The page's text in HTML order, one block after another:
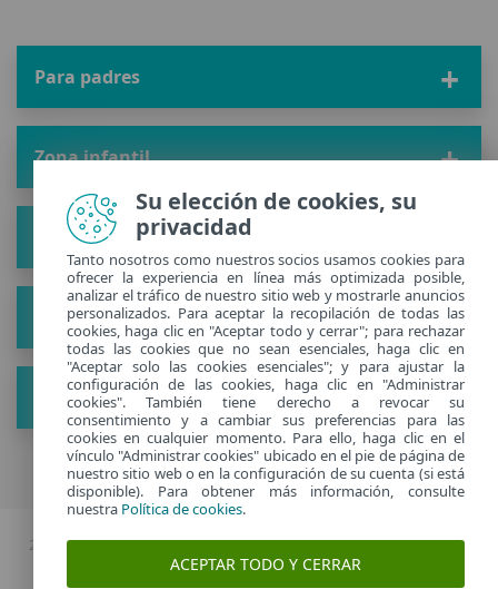
Para padres
Zona infantil
Solución
Acerca de
Ver nuevos consejos
2026 Copyright © ESET, Todos los derechos reservados. |Política de
privacidad|
Su elección de cookies, su
privacidad
Tanto nosotros como nuestros socios usamos cookies para
ofrecer la experiencia en línea más optimizada posible,
analizar el tráfico de nuestro sitio web y mostrarle anuncios
personalizados. Para aceptar la recopilación de todas las
cookies, haga clic en "Aceptar todo y cerrar"; para rechazar
todas las cookies que no sean esenciales, haga clic en
"Aceptar solo las cookies esenciales"; y para ajustar la
configuración de las cookies, haga clic en "Administrar
cookies". También tiene derecho a revocar su
consentimiento y a cambiar sus preferencias para las
cookies en cualquier momento. Para ello, haga clic en el
vínculo "Administrar cookies" ubicado en el pie de página de
nuestro sitio web o en la configuración de su cuenta (si está
disponible). Para obtener más información, consulte
nuestra Política de cookies.
ACEPTAR TODO Y CERRAR